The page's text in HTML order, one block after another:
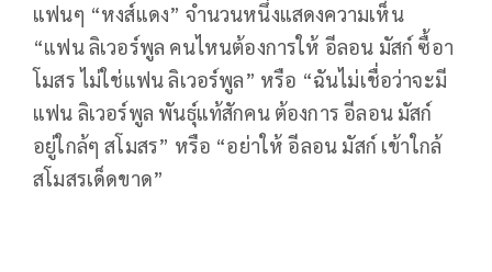
แฟนๆ “หงส์แดง” จำนวนหนึ่งแสดงความเห็น
“แฟน ลิเวอร์พูล คนไหนต้องการให้ อีลอน มัสก์ ซื้อา
โมสร ไม่ใช่แฟน ลิเวอร์พูล” หรือ “ฉันไม่เชื่อว่าจะมี
แฟน ลิเวอร์พูล พันธุ์แท้สักคน ต้องการ อีลอน มัสก์
อยู่ใกล้ๆ สโมสร” หรือ “อย่าให้ อีลอน มัสก์ เข้าใกล้
สโมสรเด็ดขาด”